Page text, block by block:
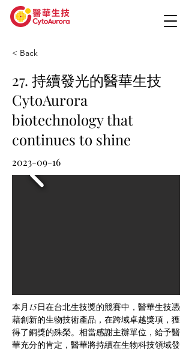
< Back
27. 持續發光的醫華生技
CytoAurora
biotechnology that
continues to shine
2023-09-16
本月15日在台北生技獎的競賽中，醫華生技憑
藉創新的生物技術產品，在跨域卓越獎項，獲
得了銅獎的殊榮。相當感謝主辦單位，給予醫
華充分的肯定，醫華將持續在生物科技領域發